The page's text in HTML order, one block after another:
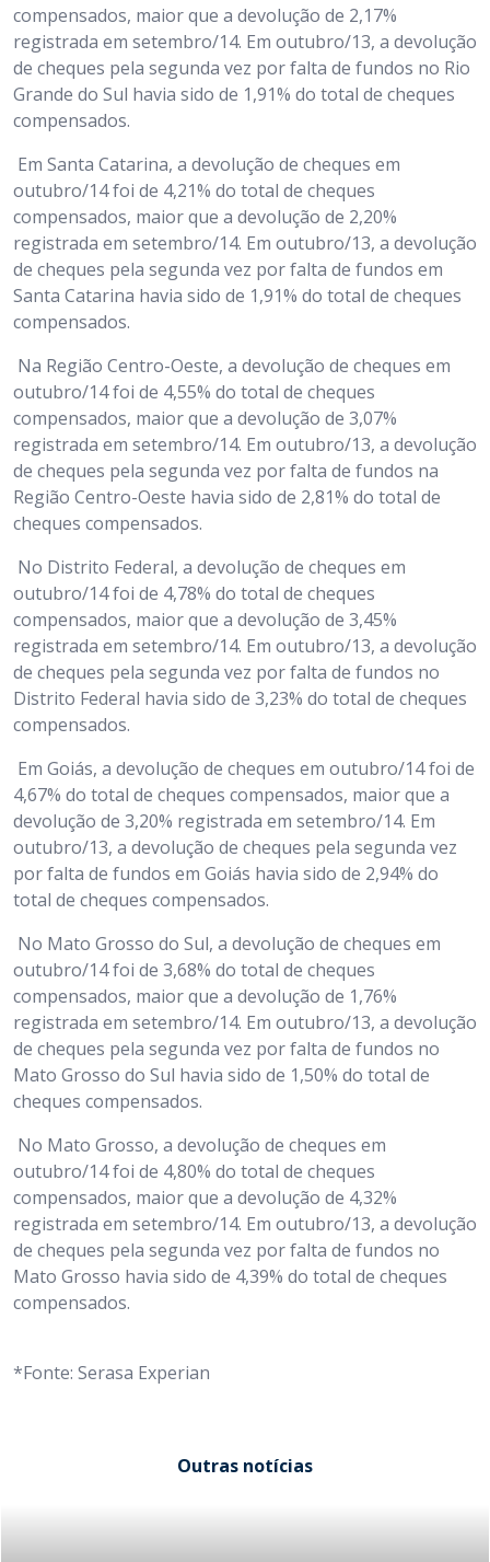
compensados, maior que a devolução de 2,17%
registrada em setembro/14. Em outubro/13, a devolução
de cheques pela segunda vez por falta de fundos no Rio
Grande do Sul havia sido de 1,91% do total de cheques
compensados.
Em Santa Catarina, a devolução de cheques em
outubro/14 foi de 4,21% do total de cheques
compensados, maior que a devolução de 2,20%
registrada em setembro/14. Em outubro/13, a devolução
de cheques pela segunda vez por falta de fundos em
Santa Catarina havia sido de 1,91% do total de cheques
compensados.
Na Região Centro-Oeste, a devolução de cheques em
outubro/14 foi de 4,55% do total de cheques
compensados, maior que a devolução de 3,07%
registrada em setembro/14. Em outubro/13, a devolução
de cheques pela segunda vez por falta de fundos na
Região Centro-Oeste havia sido de 2,81% do total de
cheques compensados.
No Distrito Federal, a devolução de cheques em
outubro/14 foi de 4,78% do total de cheques
compensados, maior que a devolução de 3,45%
registrada em setembro/14. Em outubro/13, a devolução
de cheques pela segunda vez por falta de fundos no
Distrito Federal havia sido de 3,23% do total de cheques
compensados.
Em Goiás, a devolução de cheques em outubro/14 foi de
4,67% do total de cheques compensados, maior que a
devolução de 3,20% registrada em setembro/14. Em
outubro/13, a devolução de cheques pela segunda vez
por falta de fundos em Goiás havia sido de 2,94% do
total de cheques compensados.
No Mato Grosso do Sul, a devolução de cheques em
outubro/14 foi de 3,68% do total de cheques
compensados, maior que a devolução de 1,76%
registrada em setembro/14. Em outubro/13, a devolução
de cheques pela segunda vez por falta de fundos no
Mato Grosso do Sul havia sido de 1,50% do total de
cheques compensados.
No Mato Grosso, a devolução de cheques em
outubro/14 foi de 4,80% do total de cheques
compensados, maior que a devolução de 4,32%
registrada em setembro/14. Em outubro/13, a devolução
de cheques pela segunda vez por falta de fundos no
Mato Grosso havia sido de 4,39% do total de cheques
compensados.
*Fonte: Serasa Experian
Outras notícias